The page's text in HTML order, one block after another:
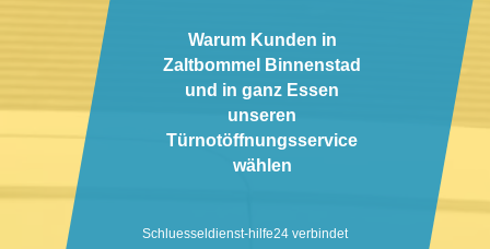
Warum Kunden in
Zaltbommel Binnenstad
und in ganz Essen
unseren
Türnotöffnungsservice
wählen
Schluesseldienst-hilfe24 verbindet